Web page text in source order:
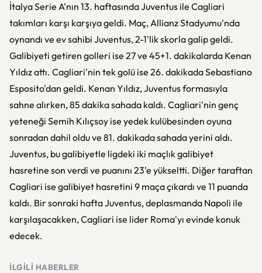
İtalya Serie A'nın 13. haftasında Juventus ile Cagliari
takımları karşı karşıya geldi. Maç, Allianz Stadyumu'nda
oynandı ve ev sahibi Juventus, 2-1'lik skorla galip geldi.
Galibiyeti getiren golleri ise 27 ve 45+1. dakikalarda Kenan
Yıldız attı. Cagliari'nin tek golü ise 26. dakikada Sebastiano
Esposito'dan geldi. Kenan Yıldız, Juventus formasıyla
sahne alırken, 85 dakika sahada kaldı. Cagliari'nin genç
yeteneği Semih Kılıçsoy ise yedek kulübesinden oyuna
sonradan dahil oldu ve 81. dakikada sahada yerini aldı.
Juventus, bu galibiyetle ligdeki iki maçlık galibiyet
hasretine son verdi ve puanını 23'e yükseltti. Diğer taraftan
Cagliari ise galibiyet hasretini 9 maça çıkardı ve 11 puanda
kaldı. Bir sonraki hafta Juventus, deplasmanda Napoli ile
karşılaşacakken, Cagliari ise lider Roma'yı evinde konuk
edecek.
İLGILI HABERLER